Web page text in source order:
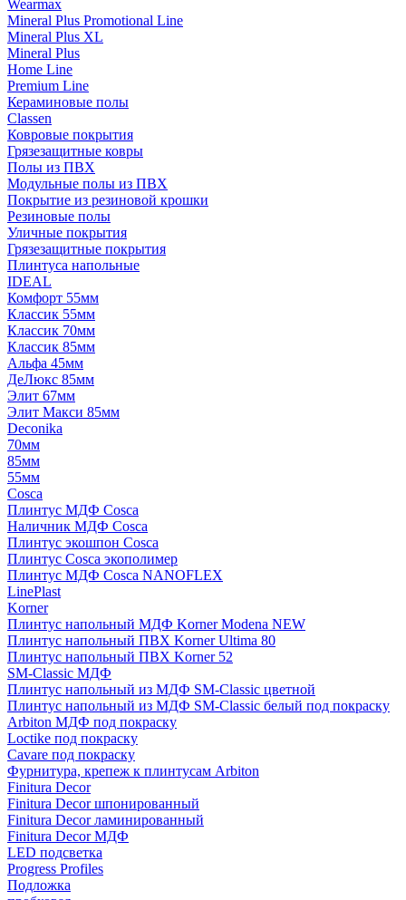
Wearmax
Mineral Plus Promotional Line
Mineral Plus XL
Mineral Plus
Home Line
Premium Line
Кераминовые полы
Classen
Ковровые покрытия
Грязезащитные ковры
Полы из ПВХ
Модульные полы из ПВХ
Покрытие из резиновой крошки
Резиновые полы
Уличные покрытия
Грязезащитные покрытия
Плинтуса напольные
IDEAL
Комфорт 55мм
Классик 55мм
Классик 70мм
Классик 85мм
Альфа 45мм
ДеЛюкс 85мм
Элит 67мм
Элит Макси 85мм
Deconika
70мм
85мм
55мм
Cosca
Плинтус МДФ Cosca
Наличник МДФ Cosca
Плинтус экошпон Cosca
Плинтус Cosca экополимер
Плинтус МДФ Cosca NANOFLEX
LinePlast
Korner
Плинтус напольный МДФ Korner Modena NEW
Плинтус напольный ПВХ Korner Ultima 80
Плинтус напольный ПВХ Korner 52
SM-Classic МДФ
Плинтус напольный из МДФ SM-Classic цветной
Плинтус напольный из МДФ SM-Classic белый под покраску
Arbiton МДФ под покраску
Loctike под покраску
Cavare под покраску
Фурнитура, крепеж к плинтусам Arbiton
Finitura Decor
Finitura Decor шпонированный
Finitura Decor ламинированный
Finitura Decor МДФ
LED подсветка
Progress Profiles
Подложка